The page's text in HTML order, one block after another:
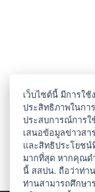
เว็บไซต์นี้ มีการใช้
ประสิทธิภาพในกา
ประสบการณ์การใ
เสนอข้อมูลข่าวสา
และสิทธิประโยช
มากที่สุด หากคุณด
นี้ สสปน. ถือว่าท่า
ท่านสามารถศึกษา